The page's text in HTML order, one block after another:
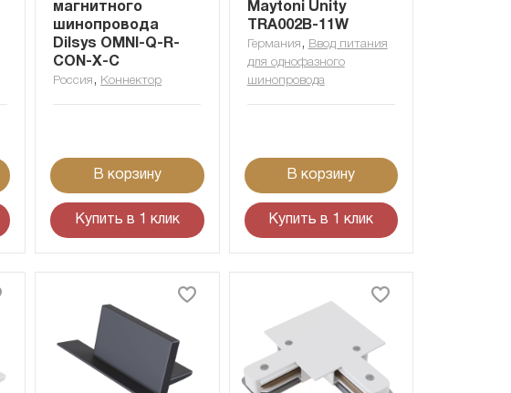
магнитного
шинопровода
Dilsys OMNI-Q-R-
CON-X-C
Россия , Коннектор
В корзину
Купить в 1 клик
Maytoni Unity
TRA002B-11W
Германия , Ввод питания
для однофазного
шинопровода
В корзину
Купить в 1 клик